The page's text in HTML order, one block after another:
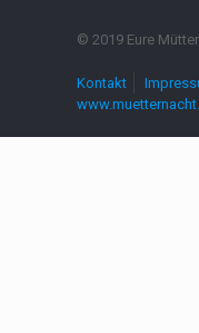
© 2019 Eure
Kontakt